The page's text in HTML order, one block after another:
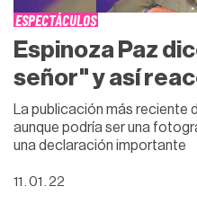
ESPECTÁCULOS
Espinoza Paz
señor" y así
La publicación más reciente
aunque podría ser una
una declaración importante
11 . 01 . 22